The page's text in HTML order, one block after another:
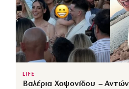
LIFE
Βαλέρια Χοψονίδου –